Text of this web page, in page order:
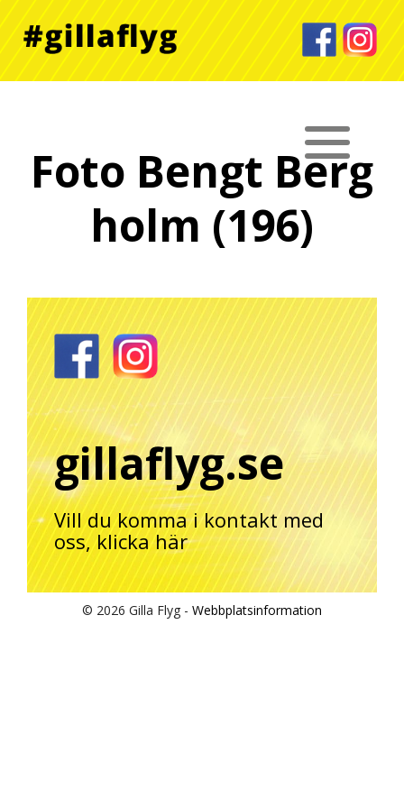
Foto Bengt Berg
holm (196)
gillaflyg.se
Vill du komma i kontakt med
oss, klicka här
© 2026 Gilla Flyg - Webbplatsinformation